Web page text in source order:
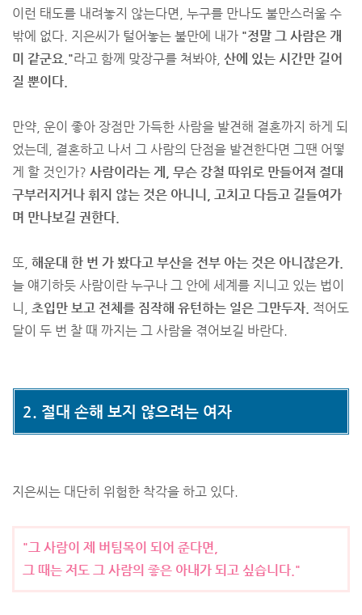
이런 태도를 내려놓지 않는다면, 누구를 만나도 불만스러울 수
밖에 없다. 지은씨가 털어놓는 불만에 내가 "정말 그 사람은 개
미 같군요."라고 함께 맞장구를 쳐봐야, 산에 있는 시간만 길어
질 뿐이다.
만약, 운이 좋아 장점만 가득한 사람을 발견해 결혼까지 하게 되
었는데, 결혼하고 나서 그 사람의 단점을 발견한다면 그땐 어떻
게 할 것인가? 사람이라는 게, 무슨 강철 따위로 만들어져 절대
구부러지거나 휘지 않는 것은 아니니, 고치고 다듬고 길들여가
며 만나보길 권한다.
또, 해운대 한 번 가 봤다고 부산을 전부 아는 것은 아니잖은가.
늘 얘기하듯 사람이란 누구나 그 안에 세계를 지니고 있는 법이
니, 초입만 보고 전체를 짐작해 유턴하는 일은 그만두자. 적어도
달이 두 번 찰 때 까지는 그 사람을 겪어보길 바란다.
2. 절대 손해 보지 않으려는 여자
지은씨는 대단히 위험한 착각을 하고 있다.
"그 사람이 제 버팀목이 되어 준다면,
그 때는 저도 그 사람의 좋은 아내가 되고 싶습니다."